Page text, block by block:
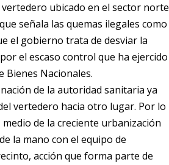
ubicado en el sector norte
señala las quemas ilegales como
el gobierno trata de desviar la
el escaso control que ha ejercido
Nacionales.
de la autoridad sanitaria ya
vertedero hacia otro lugar. Por lo
de la creciente urbanización
la mano con el equipo de
acción que forma parte de